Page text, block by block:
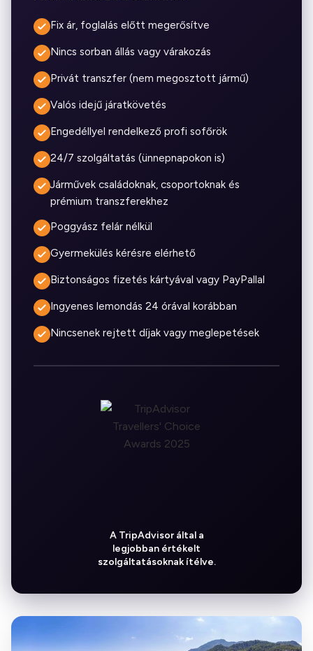
Fix ár, foglalás előtt megerősítve
Nincs sorban állás vagy várakozás
Privát transzfer (nem megosztott jármű)
Valós idejű járatkövetés
Engedéllyel rendelkező profi sofőrök
24/7 szolgáltatás (ünnepnapokon is)
Járművek családoknak, csoportoknak és
prémium transzferekhez
Poggyász felár nélkül
Gyermekülés kérésre elérhető
Biztonságos fizetés kártyával vagy PayPallal
Ingyenes lemondás 24 órával korábban
Nincsenek rejtett díjak vagy meglepetések
A TripAdvisor által a
legjobban értékelt
szolgáltatásoknak ítélve.